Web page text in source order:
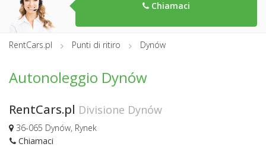
Chiamaci
RentCars.pl Punti di ritiro Dynów
Autonoleggio Dynów
RentCars.pl Divisione Dynów
36-065 Dynów, Rynek
Chiamaci